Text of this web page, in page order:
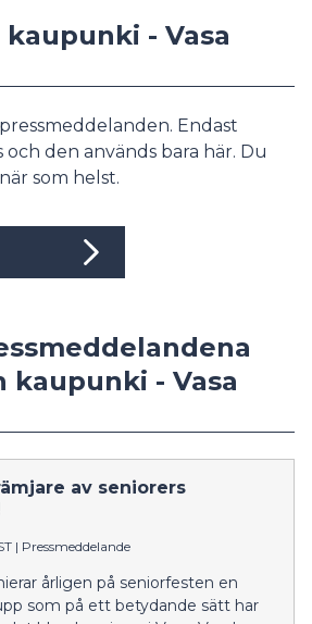
kaupunki - Vasa
Endast
och den används bara här. Du
som helst.
kaupunki - Vasa
av seniorers
| Pressmeddelande
årligen på seniorfesten en
som på ett betydande sätt har